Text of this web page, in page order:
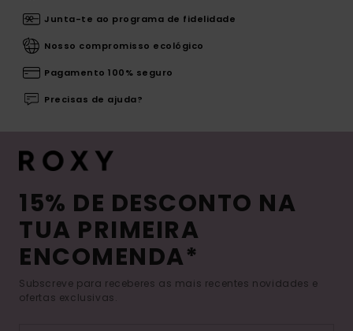
Junta-te ao programa de fidelidade
Nosso compromisso ecológico
Pagamento 100% seguro
Precisas de ajuda?
15% DE DESCONTO NA
TUA PRIMEIRA
ENCOMENDA*
Subscreve para receberes as mais recentes novidades e
ofertas exclusivas.